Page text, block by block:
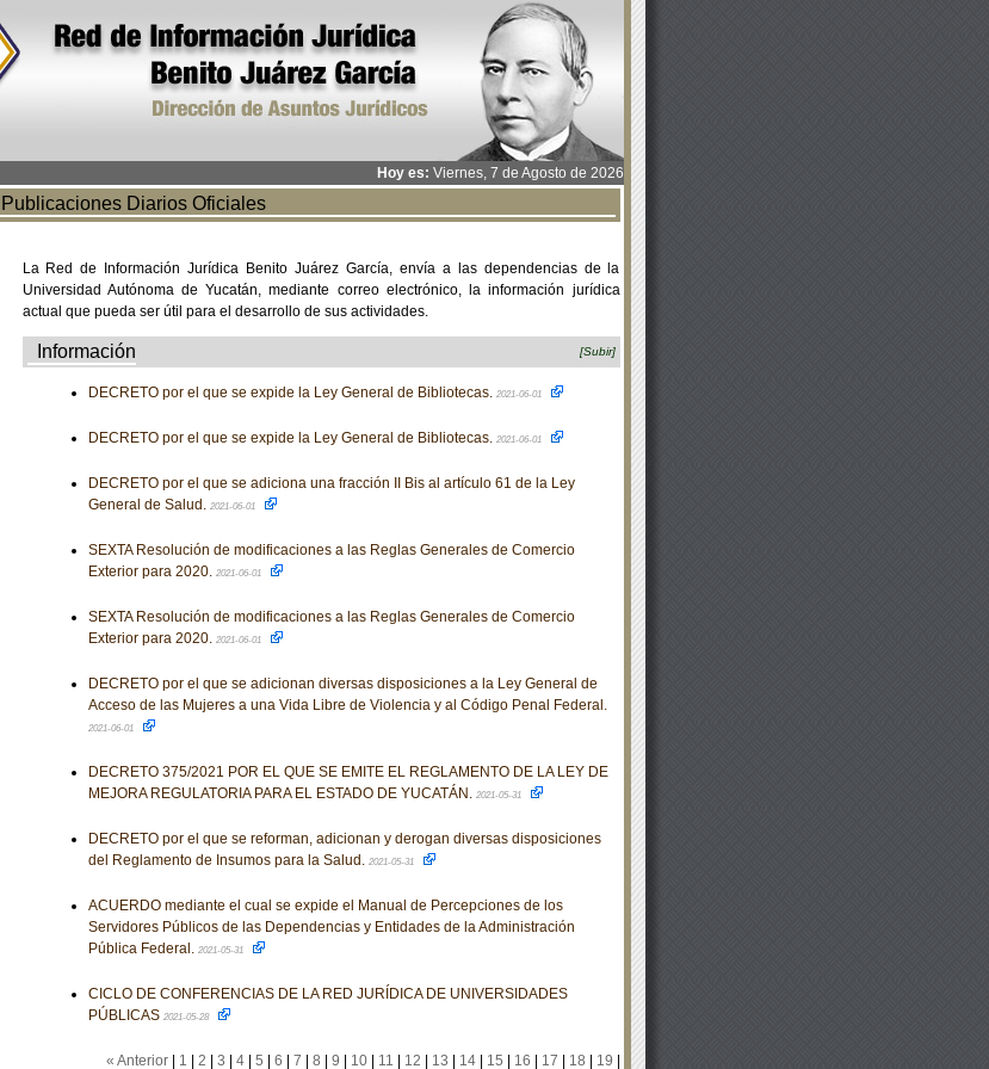
Hoy es: Viernes, 7 de Agosto de 2026
Publicaciones Diarios Oficiales
La Red de Información Jurídica Benito Juárez García, envía a las dependencias de la
Universidad Autónoma de Yucatán, mediante correo electrónico, la información jurídica
actual que pueda ser útil para el desarrollo de sus actividades.
Información [Subir]
DECRETO por el que se expide la Ley General de Bibliotecas. 2021-06-01
DECRETO por el que se expide la Ley General de Bibliotecas. 2021-06-01
DECRETO por el que se adiciona una fracción II Bis al artículo 61 de la Ley
General de Salud. 2021-06-01
SEXTA Resolución de modificaciones a las Reglas Generales de Comercio
Exterior para 2020. 2021-06-01
SEXTA Resolución de modificaciones a las Reglas Generales de Comercio
Exterior para 2020. 2021-06-01
DECRETO por el que se adicionan diversas disposiciones a la Ley General de
Acceso de las Mujeres a una Vida Libre de Violencia y al Código Penal Federal.
2021-06-01
DECRETO 375/2021 POR EL QUE SE EMITE EL REGLAMENTO DE LA LEY DE
MEJORA REGULATORIA PARA EL ESTADO DE YUCATÁN. 2021-05-31
DECRETO por el que se reforman, adicionan y derogan diversas disposiciones
del Reglamento de Insumos para la Salud. 2021-05-31
ACUERDO mediante el cual se expide el Manual de Percepciones de los
Servidores Públicos de las Dependencias y Entidades de la Administración
Pública Federal. 2021-05-31
CICLO DE CONFERENCIAS DE LA RED JURÍDICA DE UNIVERSIDADES
PÚBLICAS 2021-05-28
« Anterior| 1 2 3 4| 5 6 7 8 9 10| 11 12 13 14| 15 16 17 18 19